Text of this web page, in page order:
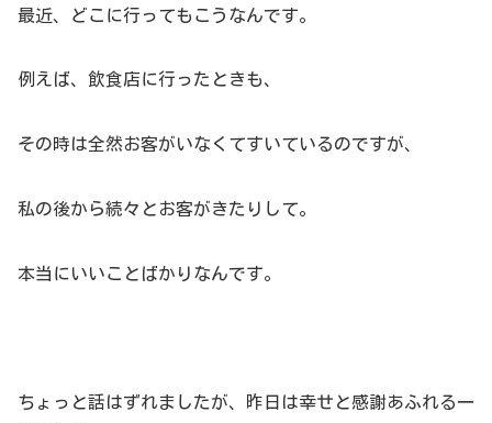
最近、どこに行ってもこうなんです。
例えば、飲食店に行ったときも、
その時は全然お客がいなくてすいているのですが、
私の後から続々とお客がきたりして。
本当にいいことばかりなんです。
ちょっと話はずれましたが、昨日は幸せと感謝あふれる一